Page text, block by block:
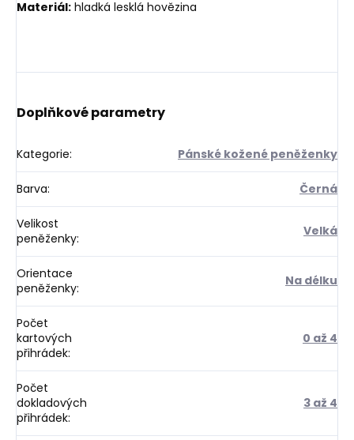
Materiál: hladká lesklá hovězina
Doplňkové parametry
Kategorie: Pánské kožené peněženky
Barva: Černá
Velikost
peněženky: Velká
Orientace
peněženky: Na délku
Počet
kartových
přihrádek:
0 až 4
Počet
dokladových
přihrádek:
3 až 4